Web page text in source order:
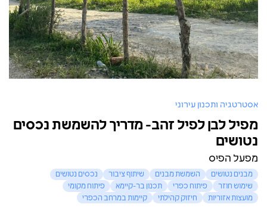
אסטרטגיה ותכנון עירוני
מפיל לבן לפיל זהב- מדריך להשמשת נכסים
נטושים
מפעל הפיס
מבנים נטושים השמשת מבנים שיתוף ציבור
נכסים נטושים
שימוש חוזר
פיתוח כפרי תכנון בר-קיימא
פיתוח מקומי
מועצות אזוריות
חיזוק קהילתי קיימות במרחב הכפרי